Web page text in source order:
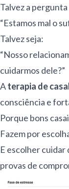
Talvez a pergunta
“Estamos mal o
Talvez seja:
“Nosso
cuidarmos dele?”
Aterapia de
consciência e
Porque bons
Fazem por
E escolher cuidar
provas de